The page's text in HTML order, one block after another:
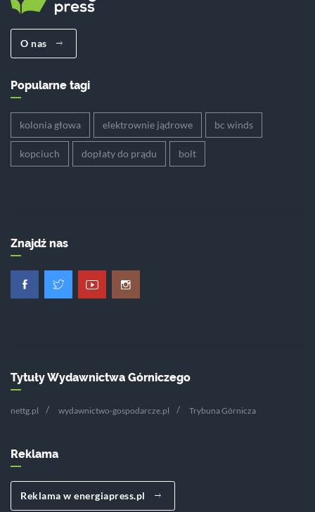
O nas
Popularne tagi
kolonia głowa elektrownie jądrowe bc winds
kopciuch dopłaty do prądu bolt
Znajdź nas
Tytuły Wydawnictwa Górniczego
nettg.pl wydawnictwo-gospodarcze.pl Trybuna Górnicza
Reklama
Reklama w energiapress.pl